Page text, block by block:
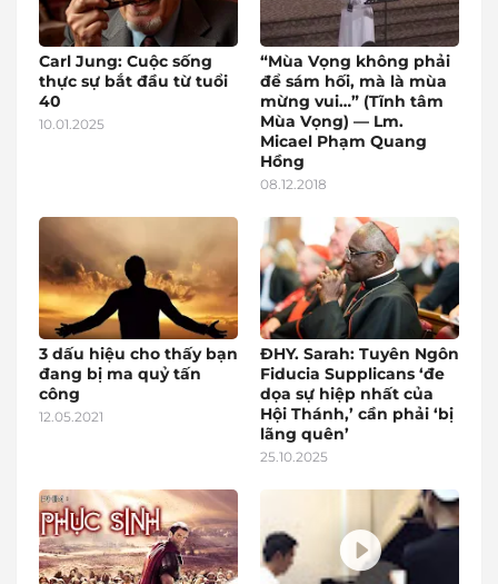
Carl Jung: Cuộc sống
thực sự bắt đầu từ tuổi
40
10.01.2025
“Mùa Vọng không phải
để sám hối, mà là mùa
mừng vui…” (Tĩnh tâm
Mùa Vọng) — Lm.
Micael Phạm Quang
Hồng
08.12.2018
3 dấu hiệu cho thấy bạn
đang bị ma quỷ tấn
công
12.05.2021
ĐHY. Sarah: Tuyên Ngôn
Fiducia Supplicans ‘đe
dọa sự hiệp nhất của
Hội Thánh,’ cần phải ‘bị
lãng quên’
25.10.2025